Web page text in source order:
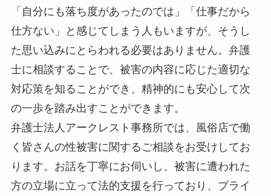
「自分にも落ち度があったのでは」「仕事だから
仕方ない」と感じてしまう人もいますが、そうし
た思い込みにとらわれる必要はありません。弁護
士に相談することで、被害の内容に応じた適切な
対応策を知ることができ、精神的にも安心して次
の一歩を踏み出すことができます。
弁護士法人アークレスト事務所では、風俗店で働
く皆さんの性被害に関するご相談をお受けしてお
ります。お話を丁寧にお伺いし、被害に遭われた
方の立場に立って法的支援を行っており、プライ